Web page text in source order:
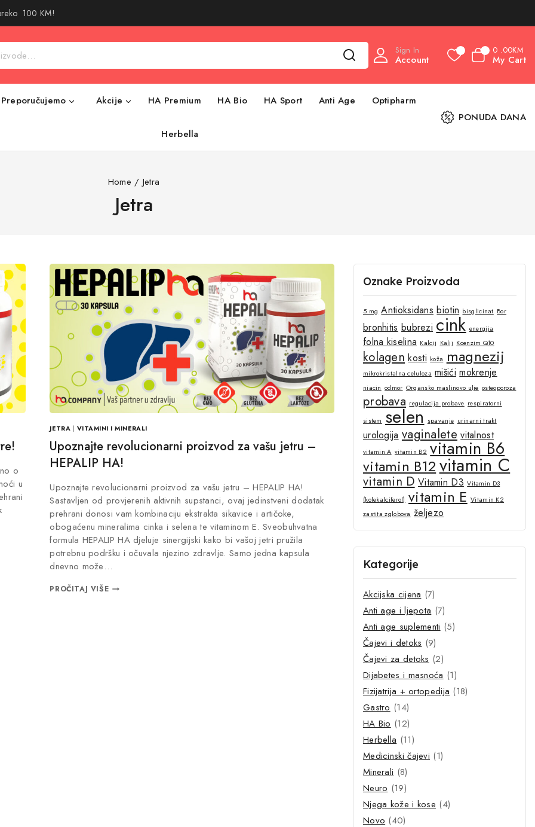
100 KM!
Sign In
Account
0 0 0 .00KM
My Cart
Preporučujemo Akcije HA Premium HA Bio HA Sport Anti Age Optipharm
Herbella
PONUDA DANA
Home / Jetra
Jetra
o
u
JETRA | VITAMINI I MINERALI
Upoznajte revolucionarni proizvod za vašu jetru –
HEPALIP HA!
Upoznajte revolucionarni proizvod za vašu jetru – HEPALIP HA!
Sastavljen od provjerenih aktivnih supstanci, ovaj jedinstveni dodatak
prehrani donosi vam kombinaciju ekstrakta sikavice i artičoke,
obogaćenu mineralima cinka i selena te vitaminom E. Sveobuhvatna
formula HEPALIP HA djeluje sinergijski kako bi vašoj jetri pružila
potrebnu podršku i očuvala njezino zdravlje. Samo jedna kapsula
dnevno može…
PROČITAJ VIŠE
Oznake Proizvoda
5 mg Antioksidans biotin bisglicinat Bor
bronhitis bubrezi cink energija
folna kiselina Kalcij Kalij Koenzim Q10
kolagen kosti koža magnezij
mikrokristalna celuloza mišići mokrenje
niacin odmor Organsko maslinovo ulje osteoporoza
probava regulacija probave respiratorni
sistem selen spavanje urinarni trakt
urologija vaginalete vitalnost
vitamin A vitamin B2 vitamin B6
vitamin B12 vitamin C
vitamin D Vitamin D3 Vitamin D3
(kolekalciferol) vitamin E Vitamin K2
zastita zglobova željezo
Kategorije
Akcijska cijena (7)
Anti age i ljepota (7)
Anti age suplementi (5)
Čajevi i detoks (9)
Čajevi za detoks (2)
Dijabetes i masnoća (1)
Fizijatrija + ortopedija (18)
Gastro (14)
HA Bio (12)
Herbella (11)
Medicinski čajevi (1)
Minerali (8)
Neuro (19)
Njega kože i kose (4)
Novo (40)